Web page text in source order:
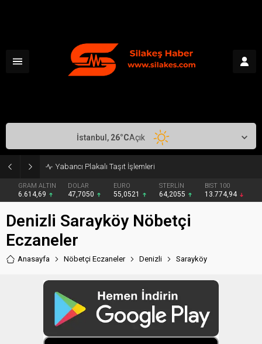
Yabancı Plakalı Taşıt İşlemleri
GRAM ALTIN
6.614,69
DOLAR
47,7050
EURO
55,0521
STERLİN
64,2055
BIST 100
13.774,94
İstanbul, 26°CAçık
Denizli Sarayköy Nöbetçi
Eczaneler
Anasayfa Nöbetçi Eczaneler Denizli Sarayköy